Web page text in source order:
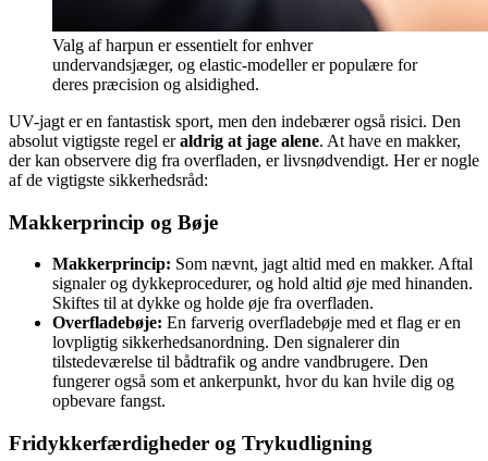
Valg af harpun er essentielt for enhver
undervandsjæger, og elastic-modeller er populære for
deres præcision og alsidighed.
UV-jagt er en fantastisk sport, men den indebærer også risici. Den
absolut vigtigste regel eraldrig at jage alene. At have en makker,
der kan observere dig fra overfladen, er livsnødvendigt. Her er nogle
af de vigtigste sikkerhedsråd:
Makkerprincip og Bøje
Makkerprincip: Som nævnt, jagt altid med en makker. Aftal
signaler og dykkeprocedurer, og hold altid øje med hinanden.
Skiftes til at dykke og holde øje fra overfladen.
Overfladebøje: En farverig overfladebøje med et flag er en
lovpligtig sikkerhedsanordning. Den signalerer din
tilstedeværelse til bådtrafik og andre vandbrugere. Den
fungerer også som et ankerpunkt, hvor du kan hvile dig og
opbevare fangst.
Fridykkerfærdigheder og Trykudligning